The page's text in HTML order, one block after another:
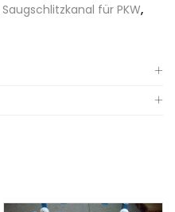
Saugschlitzkanal für PKW,